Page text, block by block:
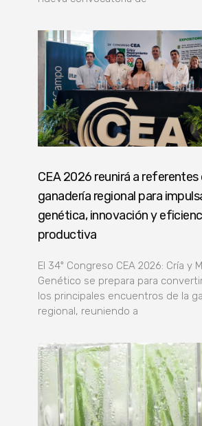
CEA 2026 reunirá a referentes
ganadería regional para
genética, innovación y
productiva
El 34º Congreso CEA 2026: Cría y
Genético se prepara para
los principales encuentros de la
regional, reuniendo a